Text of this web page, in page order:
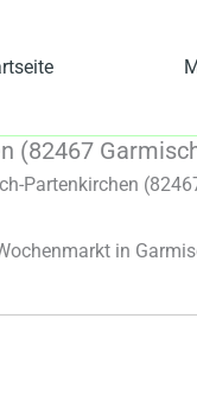
(82467
Partenkirchen
in